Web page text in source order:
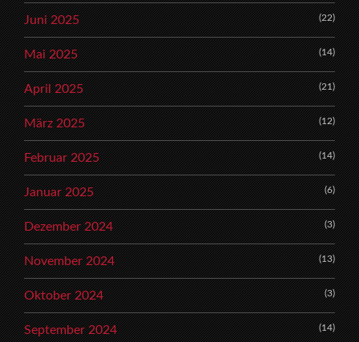
Juni 2025 (22)
Mai 2025 (14)
April 2025 (21)
März 2025 (12)
Februar 2025 (14)
Januar 2025 (6)
Dezember 2024 (3)
November 2024 (13)
Oktober 2024 (3)
September 2024 (14)